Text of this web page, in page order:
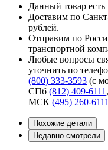
Данный товар
Доставим по
рублей.
Отправим по
транспортной
Любые вопросы
уточнить по
(800) 333-3593 (с
СПб (812) 409-6111 ,
МСК (495) 260-6111
Похожие детали
Недавно смотрели